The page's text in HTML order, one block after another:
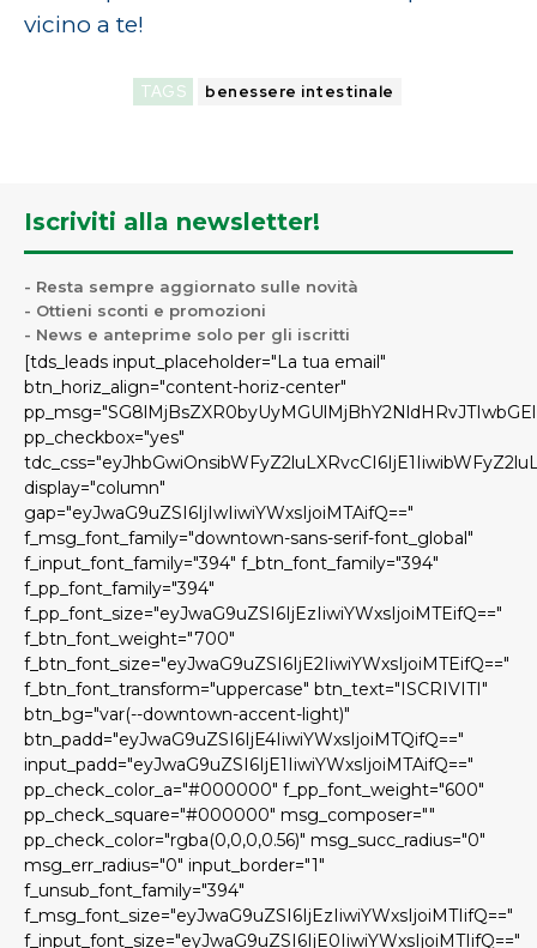
vicino a te!
TAGS benessere intestinale
Iscriviti alla newsletter!
- Resta sempre aggiornato sulle novità
- Ottieni sconti e promozioni
- News e anteprime solo per gli iscritti
[tds_leads input_placeholder="La tua email"
btn_horiz_align="content-horiz-center"
pp_checkbox="yes"
display="column"
gap="eyJwaG9uZSI6IjIwIiwiYWxsIjoiMTAifQ=="
f_msg_font_family="downtown-sans-serif-font_global"
f_input_font_family="394" f_btn_font_family="394"
f_pp_font_family="394"
f_pp_font_size="eyJwaG9uZSI6IjEzIiwiYWxsIjoiMTEifQ=="
f_btn_font_weight="700"
f_btn_font_size="eyJwaG9uZSI6IjE2IiwiYWxsIjoiMTEifQ=="
f_btn_font_transform="uppercase" btn_text="ISCRIVITI"
btn_bg="var(--downtown-accent-light)"
btn_padd="eyJwaG9uZSI6IjE4IiwiYWxsIjoiMTQifQ=="
input_padd="eyJwaG9uZSI6IjE1IiwiYWxsIjoiMTAifQ=="
pp_check_color_a="#000000" f_pp_font_weight="600"
pp_check_square="#000000" msg_composer=""
pp_check_color="rgba(0,0,0,0.56)" msg_succ_radius="0"
msg_err_radius="0" input_border="1"
f_unsub_font_family="394"
f_msg_font_size="eyJwaG9uZSI6IjEzIiwiYWxsIjoiMTIifQ=="
f_input_font_size="eyJwaG9uZSI6IjE0IiwiYWxsIjoiMTIifQ=="